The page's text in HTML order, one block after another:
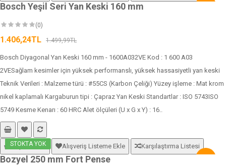
Bosch Yeşil Seri Yan Keski 160 mm
(0)
1.406,24TL 1.499,99TL
Bosch Diyagonal Yan Keski 160 mm - 1600A032VE Kod : 1 600 A03
2VESağlam kesimler için yüksek performanslı, yüksek hassasiyetli yan keski
Teknik Verileri : Malzeme türü : #55CS (Karbon Çeliği) Yüzey işleme : Mat krom
nikel kaplamalı Kargaburun tipi : Çapraz Yan Keski Standartlar : ISO 5743ISO
5749 Kesme Kenarı : 60 HRC Alet ölçüleri (U x G x Y) : 16..
STOKTA YOK
Sepete Ekle Alışveriş Listeme Ekle Karşılaştırma Listesi
Bozyel 250 mm Fort Pense